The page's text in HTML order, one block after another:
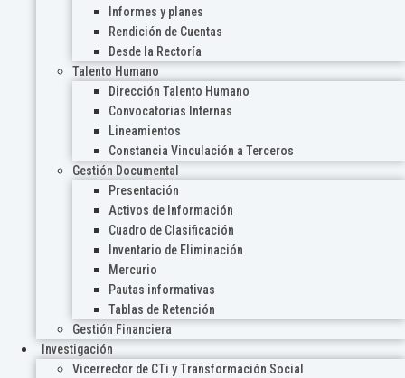
Informes y planes
Rendición de Cuentas
Desde la Rectoría
Talento Humano
Dirección Talento Humano
Convocatorias Internas
Lineamientos
Constancia Vinculación a Terceros
Gestión Documental
Presentación
Activos de Información
Cuadro de Clasificación
Inventario de Eliminación
Mercurio
Pautas informativas
Tablas de Retención
Gestión Financiera
Investigación
Vicerrector de CTi y Transformación Social